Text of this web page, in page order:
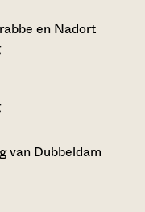
en Nadort
van Dubbeldam